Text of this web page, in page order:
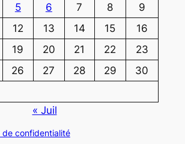
5 6 7 8
9
12 13 14 15
16
19 20 21 22
23
26 27 28 29
30
« Juil
de confidentialité